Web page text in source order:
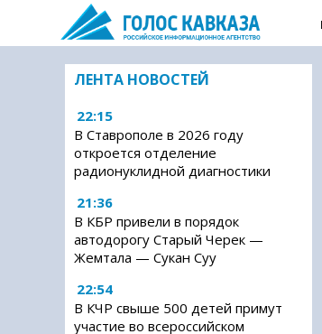
ЛЕНТА НОВОСТЕЙ
22:15
В Ставрополе в 2026 году
откроется отделение
радионуклидной диагностики
21:36
В КБР привели в порядок
автодорогу Старый Черек —
Жемтала — Сукан Суу
22:54
В КЧР свыше 500 детей примут
участие во всероссийском